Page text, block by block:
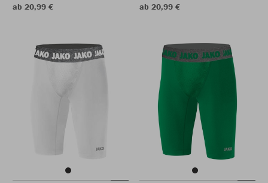
ab 20,99 €
ab 20,99 €